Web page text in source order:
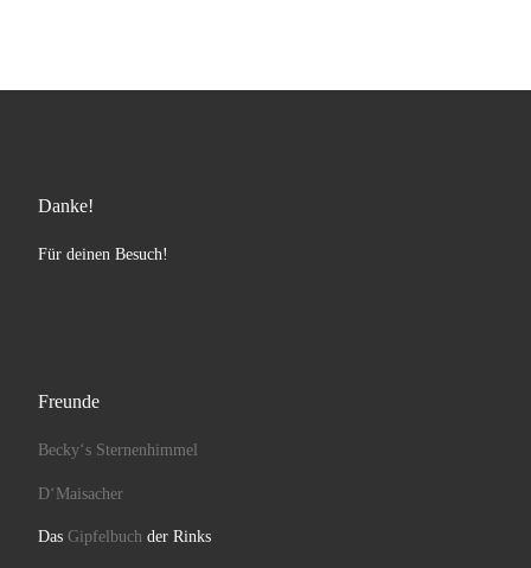
Danke!
Für deinen Besuch!
Freunde
Becky‘s Sternenhimmel
D‘Maisacher
Das Gipfelbuchder Rinks